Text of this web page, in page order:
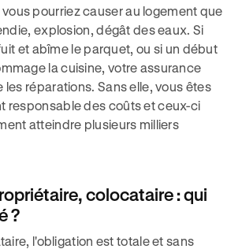
pourriez causer au logement que
explosion, dégât des eaux. Si
et abîme le parquet, ou si un début
la cuisine, votre assurance
les réparations. Sans elle, vous êtes
responsable des coûts et ceux-ci
atteindre plusieurs milliers
colocataire : qui
?
l'obligation est totale et sans